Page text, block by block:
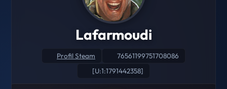
Lafarmoudi
Profil Steam
76561199751708086
[U:1:1791442358]